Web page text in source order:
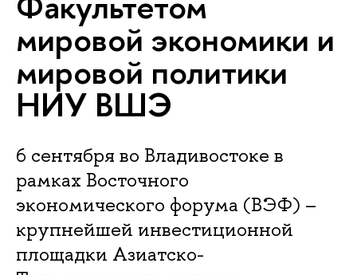
мировой экономики и
мировой политики
НИУ ВШЭ
6 сентября во Владивостоке в
рамках Восточного
экономического форума (ВЭФ) –
крупнейшей инвестиционной
площадки Азиатско-